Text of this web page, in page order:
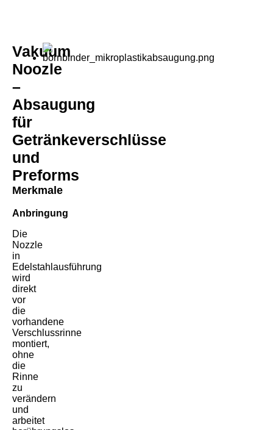
Vakuum
Noozle
–
Absaugung
für
Getränkeverschlüsse
und
Preforms
Merkmale
Anbringung
Die
Nozzle
in
Edelstahlausführung
wird
direkt
vor
die
vorhandene
Verschlussrinne
montiert,
ohne
die
Rinne
zu
verändern
und
arbeitet